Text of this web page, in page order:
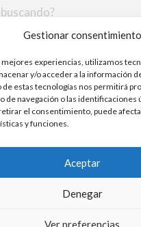
Gestionar consentimiento
experiencias, utilizamos
y/o acceder a la información
estas tecnologías nos permitirá
de navegación o las identificaciones
el consentimiento, puede
y funciones.
Aceptar
Denegar
Ver preferencias